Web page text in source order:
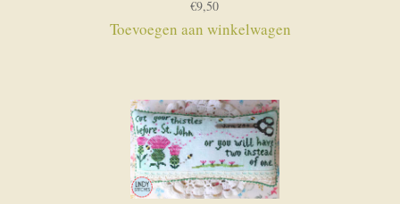
€9,50
Toevoegen aan winkelwagen